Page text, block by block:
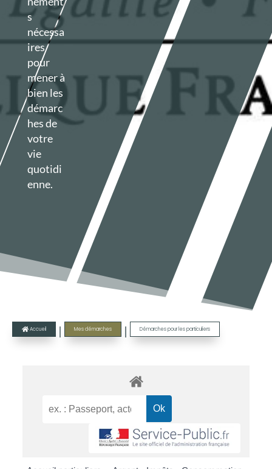
s
nécessa
ires
pour
mener à
bien les
démarc
hes de
votre
vie
quotidi
enne.
 Accueil | Mes démarches | Démarches pour les particuliers